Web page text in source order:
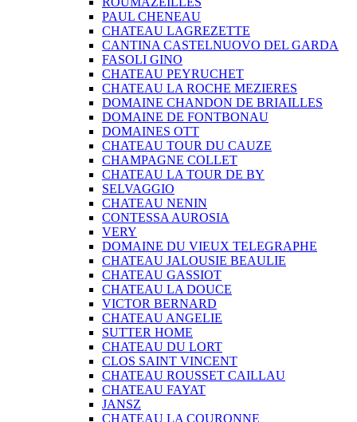
PAUL CHENEAU
CHATEAU LAGREZETTE
CANTINA CASTELNUOVO DEL GARDA
FASOLI GINO
CHATEAU PEYRUCHET
CHATEAU LA ROCHE MEZIERES
DOMAINE CHANDON DE BRIAILLES
DOMAINE DE FONTBONAU
DOMAINES OTT
CHATEAU TOUR DU CAUZE
CHAMPAGNE COLLET
CHATEAU LA TOUR DE BY
SELVAGGIO
CHATEAU NENIN
CONTESSA AUROSIA
VERY
DOMAINE DU VIEUX TELEGRAPHE
CHATEAU JALOUSIE BEAULIE
CHATEAU GASSIOT
CHATEAU LA DOUCE
VICTOR BERNARD
CHATEAU ANGELIE
SUTTER HOME
CHATEAU DU LORT
CLOS SAINT VINCENT
CHATEAU ROUSSET CAILLAU
CHATEAU FAYAT
JANSZ
CHATEAU LA COURONNE